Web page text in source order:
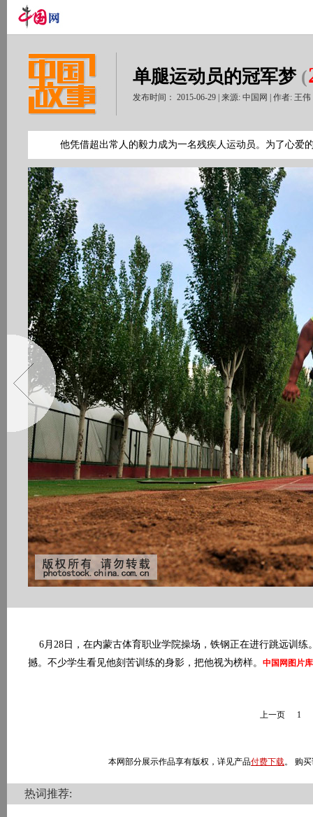
单腿运动员的冠军梦 (
发布时间： 2015-06-29 | 来源: 中国网 | 作者: 王
他凭借超出常人的毅力成为一名残疾人运动员。为了心爱
6月28日，在内蒙古体育职业学院操场，铁钢正在进行跳远训
撼。不少学生看见他刻苦训练的身影，把他视为榜样。 中国网图片库
上一页 1
本网部分展示作品享有版权，详见产品付费下载。 购